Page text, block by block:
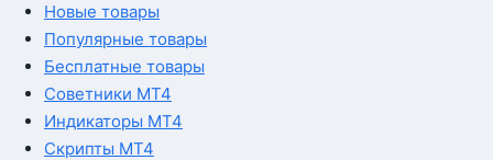
Новые товары
Популярные товары
Бесплатные товары
Советники MT4
Индикаторы MT4
Скрипты MT4